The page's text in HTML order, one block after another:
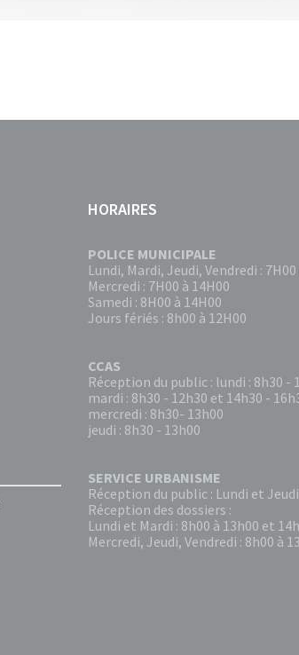
HORAIRES
POLICE MUNICIPALE
Lundi, Mardi, Jeudi, Vendredi : 7H00
Mercredi : 7H00 à 14H00
Samedi : 8H00 à 14H00
Jours fériés : 8h00 à 12H00
CCAS
Réception du public : lundi : 8h30 -
mardi : 8h30 - 12h30 et 14h30 -
mercredi : 8h30- 13h00
jeudi : 8h30 - 13h00
SERVICE URBANISME
Réception du public : Lundi et
Réception des dossiers :
Lundi et Mardi : 8h00 à 13h00 et
Mercredi, Jeudi, Vendredi : 8h00 à